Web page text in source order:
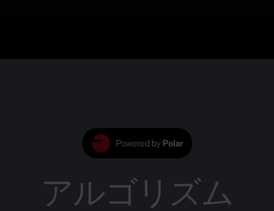
アルゴリズム